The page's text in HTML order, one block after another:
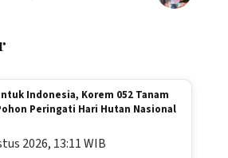
Indonesia, Korem 052 Tanam
Peringati Hari Hutan Nasional
2026, 13:11 WIB